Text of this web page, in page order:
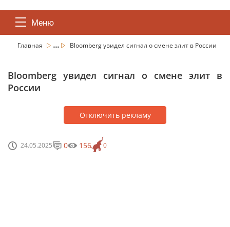
Меню
Главная ... Bloomberg увидел сигнал о cмене элит в России
Bloomberg увидел сигнал о cмене элит в
России
Отключить рекламу
24.05.2025 0
0 156